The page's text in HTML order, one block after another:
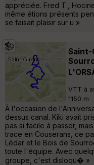
appréciée. Fred T.,
même étions présents
se faisait plaisir sur u »
Saint-
VTT à
1150 m
À l'occasion de
dessus canal. Kiki avait
pas si facile à passer,
trace en Couserans, ce
Lédar et le Bois de
toute l'équipe. Avec
groupe, c'est disloqu� »